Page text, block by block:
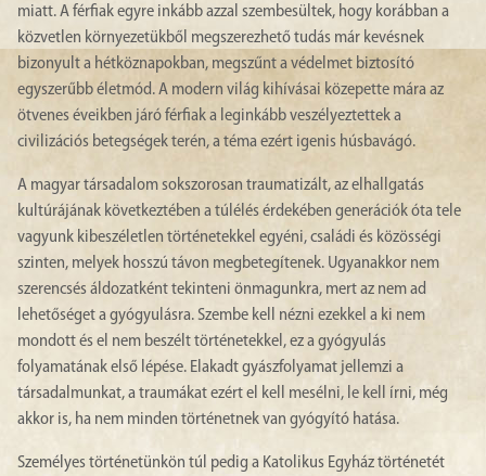
miatt. A férfiak egyre inkább azzal szembesültek, hogy korábban a
közvetlen környezetükből megszerezhető tudás már kevésnek
bizonyult a hétköznapokban, megszűnt a védelmet biztosító
egyszerűbb életmód. A modern világ kihívásai közepette mára az
ötvenes éveikben járó férfiak a leginkább veszélyeztettek a
civilizációs betegségek terén, a téma ezért igenis húsbavágó.
A magyar társadalom sokszorosan traumatizált, az elhallgatás
kultúrájának következtében a túlélés érdekében generációk óta tele
vagyunk kibeszéletlen történetekkel egyéni, családi és közösségi
szinten, melyek hosszú távon megbetegítenek. Ugyanakkor nem
szerencsés áldozatként tekinteni önmagunkra, mert az nem ad
lehetőséget a gyógyulásra. Szembe kell nézni ezekkel a ki nem
mondott és el nem beszélt történetekkel, ez a gyógyulás
folyamatának első lépése. Elakadt gyászfolyamat jellemzi a
társadalmunkat, a traumákat ezért el kell mesélni, le kell írni, még
akkor is, ha nem minden történetnek van gyógyító hatása.
Személyes történetünkön túl pedig a Katolikus Egyház történetét